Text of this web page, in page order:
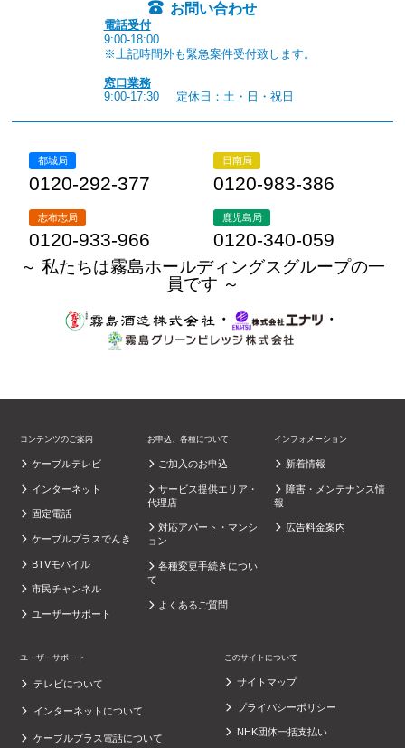
お問い合わせ
電話受付
9:00-18:00
※上記時間外も緊急案件受付致します。
窓口業務
9:00-17:30
定休日：土・日・祝日
都城局
0120-292-377
日南局
0120-983-386
志布志局
0120-933-966
鹿児島局
0120-340-059
～ 私たちは霧島ホールディングスグループの一
員です ～
・
・
コンテンツのご案内
ケーブルテレビ
インターネット
固定電話
ケーブルプラスでんき
BTVモバイル
市民チャンネル
ユーザーサポート
お申込、各種について
ご加入のお申込
サービス提供エリア・
代理店
対応アパート・マンシ
ョン
各種変更手続きについ
て
よくあるご質問
インフォメーション
新着情報
障害・メンテナンス情
報
広告料金案内
ユーザーサポート
テレビについて
インターネットについて
ケーブルプラス電話について
このサイトについて
サイトマップ
プライバシーポリシー
NHK団体一括支払い